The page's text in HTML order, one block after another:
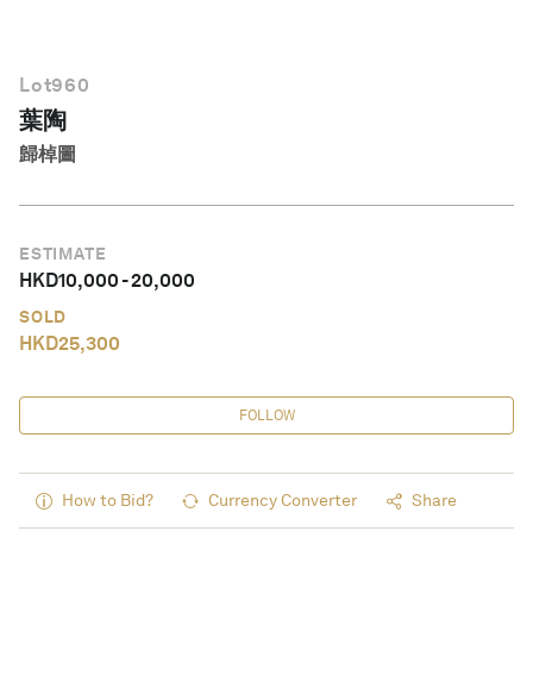
Lot960
葉陶
歸棹圖
ESTIMATE
HKD10,000-20,000
SOLD
HKD25,300
FOLLOW
How to Bid? Currency Converter Share